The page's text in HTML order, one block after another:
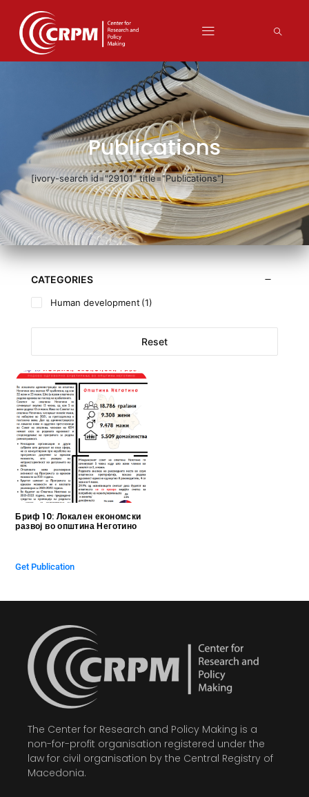
Publications
[ivory-search id="29101" title="Publications"]
CATEGORIES
Human development (1)
Reset
Бриф 10: Локален економски
развој во општина Неготино
Get Publication
The Center for Research and Policy Making is a
non-for-profit organisation registered under the
law for civil organisation by the Central Registry of
Macedonia.